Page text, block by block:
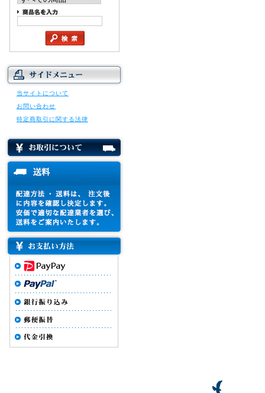
当サイトについて
お問い合わせ
特定商取引に関する法律